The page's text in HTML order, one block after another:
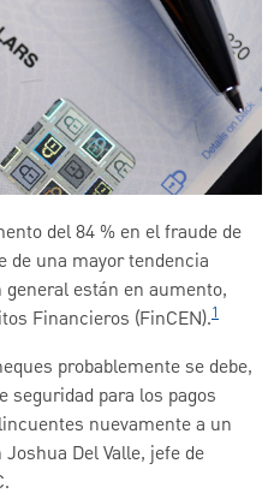
del 84 % en el fraude de
de una mayor tendencia
están en aumento,
Financieros (FinCEN).1
probablemente se debe,
seguridad para los pagos
nuevamente a un
Del Valle, jefe de